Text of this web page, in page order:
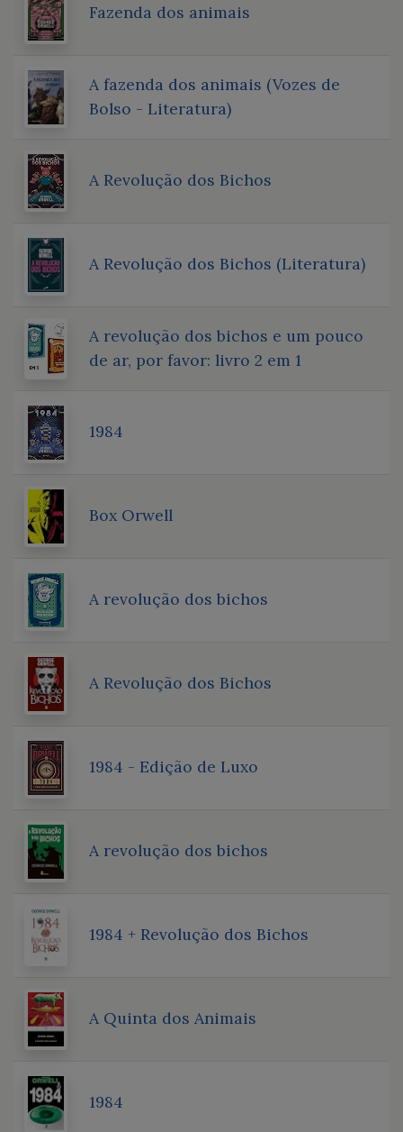
Fazenda dos animais
A fazenda dos animais (Vozes de
Bolso - Literatura)
A Revolução dos Bichos
A Revolução dos Bichos (Literatura)
A revolução dos bichos e um pouco
de ar, por favor: livro 2 em 1
1984
Box Orwell
A revolução dos bichos
A Revolução dos Bichos
1984 - Edição de Luxo
A revolução dos bichos
1984 + Revolução dos Bichos
A Quinta dos Animais
1984